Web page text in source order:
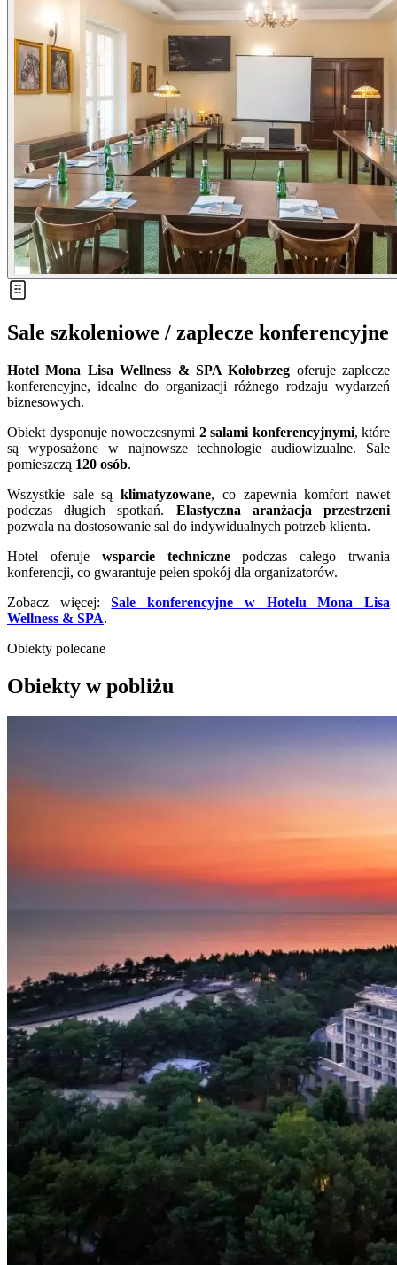
Sale szkoleniowe / zaplecze konferencyjne
Hotel Mona Lisa Wellness & SPA Kołobrzeg oferuje zaplecze
konferencyjne, idealne do organizacji różnego rodzaju wydarzeń
biznesowych.
Obiekt dysponuje nowoczesnymi 2 salami konferencyjnymi, które
są wyposażone w najnowsze technologie audiowizualne. Sale
pomieszczą 120 osób.
Wszystkie sale sąklimatyzowane, co zapewnia komfort nawet
podczas długich spotkań. Elastyczna aranżacja przestrzeni
pozwala na dostosowanie sal do indywidualnych potrzeb klienta.
Hotel oferuje wsparcie technicznepodczas całego trwania
konferencji, co gwarantuje pełen spokój dla organizatorów.
Zobacz więcej:Sale konferencyjne w Hotelu Mona Lisa
Wellness & SPA.
Obiekty polecane
Obiekty w pobliżu